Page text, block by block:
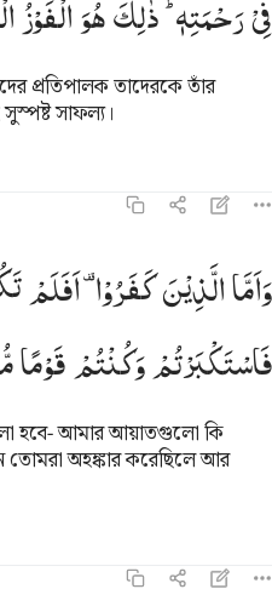
فِیْرَحْمَتِهٖ ؕ ذٰلِكَهُوَالْفَوْزُ
প্রতিপালক তাদেরকে তাঁর
সাফল্য।
واما الذين كفروا افلم تكن اياتي
وَأَمَّا ٱلَّذِينَ كَفَرُوٓا۟ أَفَلَمْ تَكُنْ
وَاَمَّاالَّذِیْنَكَفَرُوْا ۫ اَفَلَمْ
فَاسْتَكْبَرْتُمْوَكُنْتُمْقَوْمًا
হবে- আমার আয়াতগুলো কি
তোমরা অহঙ্কার করেছিলে আর